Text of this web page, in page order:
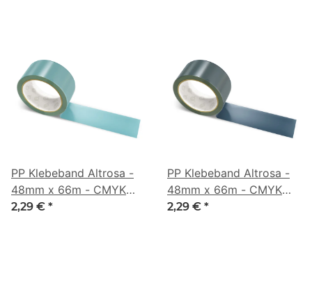
PP Klebeband Altrosa -
48mm x 66m - CMYK
44/6/0/44
2,29 € *
PP Klebeband Altrosa -
48mm x 66m - CMYK
47/21/0/73
2,29 € *